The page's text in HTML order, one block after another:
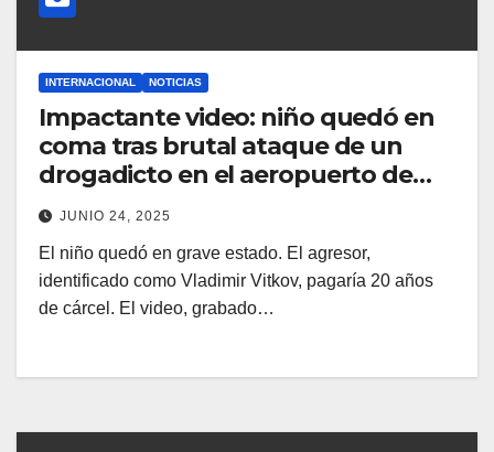
INTERNACIONAL NOTICIAS
Impactante video: niño quedó en
coma tras brutal ataque de un
drogadicto en el aeropuerto de
Moscú, Rusia
JUNIO 24, 2025
El niño quedó en grave estado. El agresor,
identificado como Vladimir Vitkov, pagaría 20 años
de cárcel. El video, grabado…